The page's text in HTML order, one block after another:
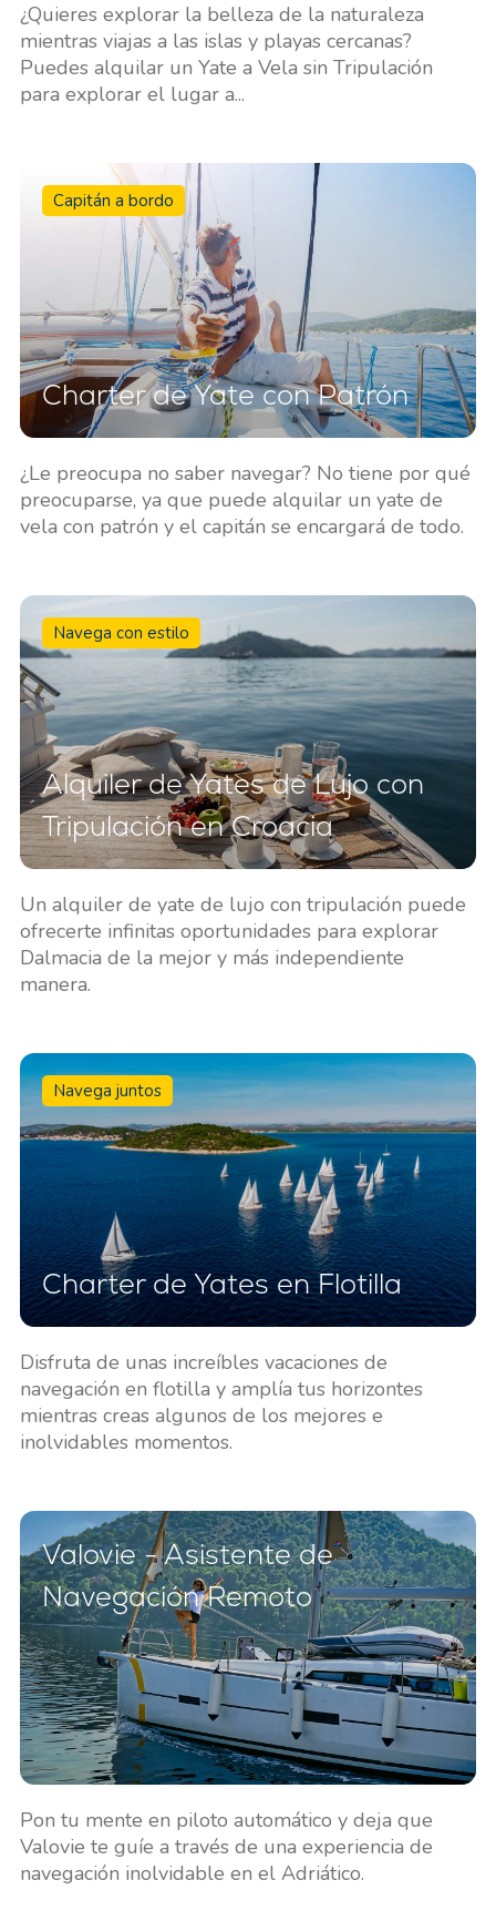
¿Quieres explorar la belleza de la naturaleza
mientras viajas a las islas y playas cercanas?
Puedes alquilar un Yate a Vela sin Tripulación
para explorar el lugar a...
Capitán a bordo
Charter de Yate con Patrón
¿Le preocupa no saber navegar? No tiene por qué
preocuparse, ya que puede alquilar un yate de
vela con patrón y el capitán se encargará de todo.
Navega con estilo
Alquiler de Yates de Lujo con
Tripulación en Croacia
Un alquiler de yate de lujo con tripulación puede
ofrecerte infinitas oportunidades para explorar
Dalmacia de la mejor y más independiente
manera.
Navega juntos
Charter de Yates en Flotilla
Disfruta de unas increíbles vacaciones de
navegación en flotilla y amplía tus horizontes
mientras creas algunos de los mejores e
inolvidables momentos.
Valovie - Asistente de
Navegación Remoto
Pon tu mente en piloto automático y deja que
Valovie te guíe a través de una experiencia de
navegación inolvidable en el Adriático.